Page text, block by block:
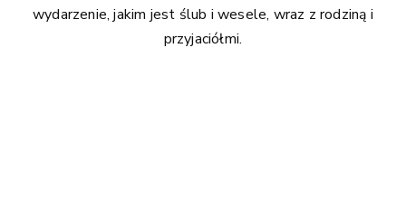
wydarzenie, jakim jest ślub i wesele, wraz z rodziną i
przyjaciółmi.